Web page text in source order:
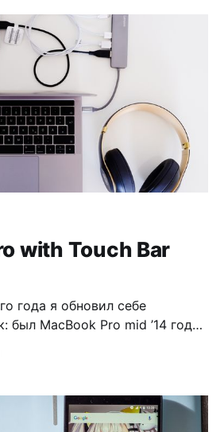
есть одно достоинство: всё
вот прямо тут, в
любой момент
with Touch Bar
года я обновил себе
был MacBook Pro mid ’14 года,
8 гигабайт памяти и